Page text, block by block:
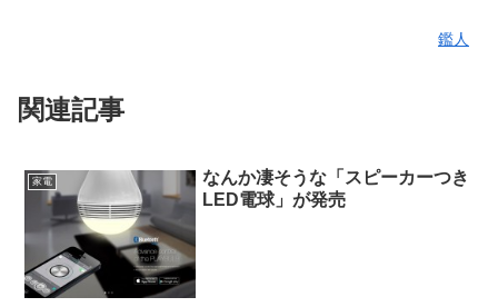
鑑人
関連記事
家電
なんか凄そうな「スピーカーつき
LED電球」が発売